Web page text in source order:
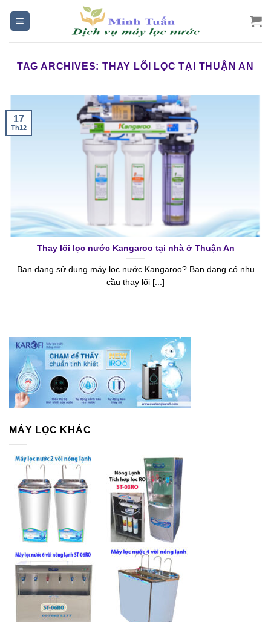
TAG ARCHIVES:THAY LÕI LỌC TẠI THUẬN AN
Thay lõi lọc nước Kangaroo tại nhà ở Thuận An
Bạn đang sử dụng máy lọc nước Kangaroo? Bạn đang có nhu
cầu thay lõi [...]
17
Th12
MÁY LỌC KHÁC